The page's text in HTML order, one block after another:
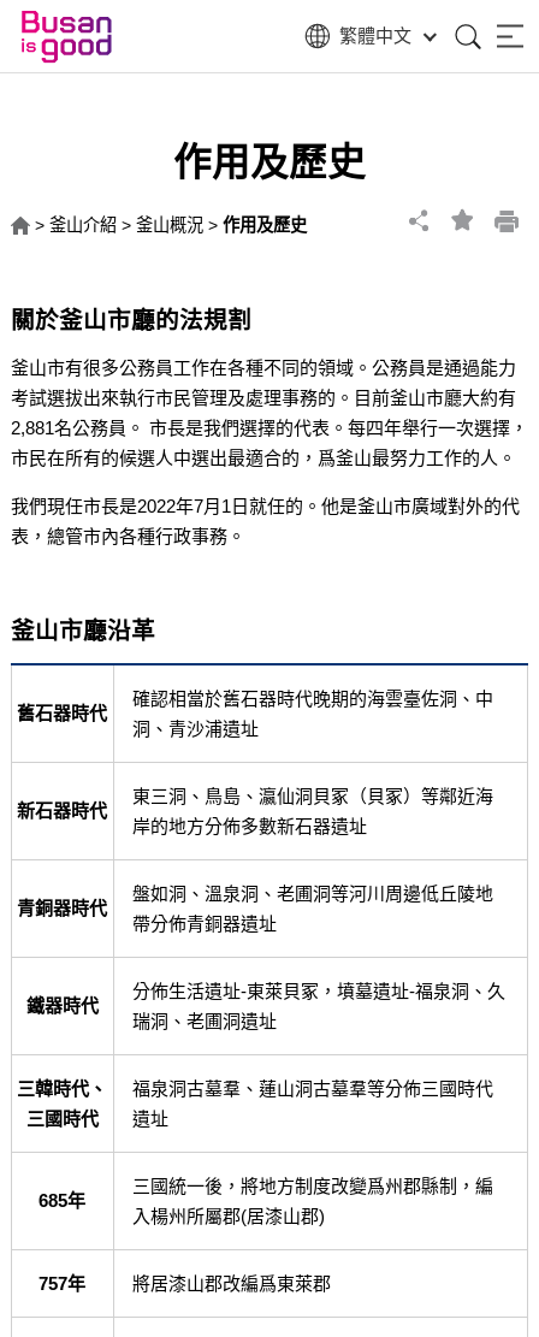
繁體中文
作用及歷史
> 釜山介紹> 釜山概況> 作用及歷史
關於釜山市廳的法規割
釜山市有很多公務員工作在各種不同的領域。公務員是通過能力
考試選拔出來執行市民管理及處理事務的。目前釜山市廳大約有
2,881名公務員。 市長是我們選擇的代表。每四年舉行一次選擇，
市民在所有的候選人中選出最適合的，爲釜山最努力工作的人。
我們現任市長是2022年7月1日就任的。他是釜山市廣域對外的代
表，總管市內各種行政事務。
釜山市廳沿革
舊石器時代
確認相當於舊石器時代晚期的海雲臺佐洞、中
洞、青沙浦遺址
新石器時代
東三洞、鳥島、瀛仙洞貝冢（貝冢）等鄰近海
岸的地方分佈多數新石器遺址
青銅器時代
盤如洞、溫泉洞、老圃洞等河川周邊低丘陵地
帶分佈青銅器遺址
鐵器時代
分佈生活遺址-東萊貝冢，墳墓遺址-福泉洞、久
瑞洞、老圃洞遺址
三韓時代、
三國時代
福泉洞古墓羣、蓮山洞古墓羣等分佈三國時代
遺址
685年
三國統一後，將地方制度改變爲州郡縣制，編
入楊州所屬郡(居漆山郡)
757年 將居漆山郡改編爲東萊郡